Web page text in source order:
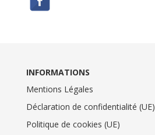
INFORMATIONS
Mentions Légales
Déclaration de confidentialité (UE)
Politique de cookies (UE)